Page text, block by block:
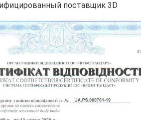
поставщик 3D